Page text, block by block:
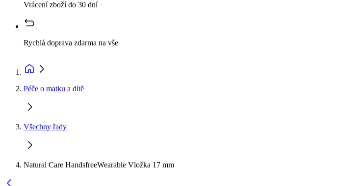
Vrácení zboží do 30 dní
Rychlá doprava zdarma na vše
Péče o matku a dítě
Všechny řady
Natural Care HandsfreeWearable Vložka 17 mm